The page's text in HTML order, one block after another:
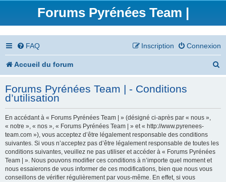
Forums Pyrénées Team |
FAQ Connexion
Inscription
Accueil du forum
h
Forums Pyrénées Team | - Conditions
d’utilisation
En accédant à « Forums Pyrénées Team | » (désigné ci-après par « nous »,
« notre », « nos », « Forums Pyrénées Team | » et « http://www.pyrenees-
team.com »), vous acceptez d’être légalement responsable des conditions
suivantes. Si vous n’acceptez pas d’être légalement responsable de toutes les
conditions suivantes, veuillez ne pas utiliser et accéder à « Forums Pyrénées
Team | ». Nous pouvons modifier ces conditions à n’importe quel moment et
nous essaierons de vous informer de ces modifications, bien que nous vous
conseillons de vérifier régulièrement par vous-même. En effet, si vous